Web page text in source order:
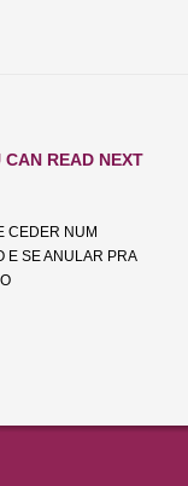
CAN READ NEXT
CEDER NUM
E SE ANULAR PRA